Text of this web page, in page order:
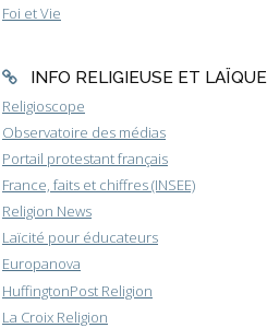
Foi et Vie
INFO RELIGIEUSE ET LAÏQUE
Religioscope
Observatoire des médias
Portail protestant français
France, faits et chiffres (INSEE)
Religion News
Laïcité pour éducateurs
Europanova
HuffingtonPost Religion
La Croix Religion